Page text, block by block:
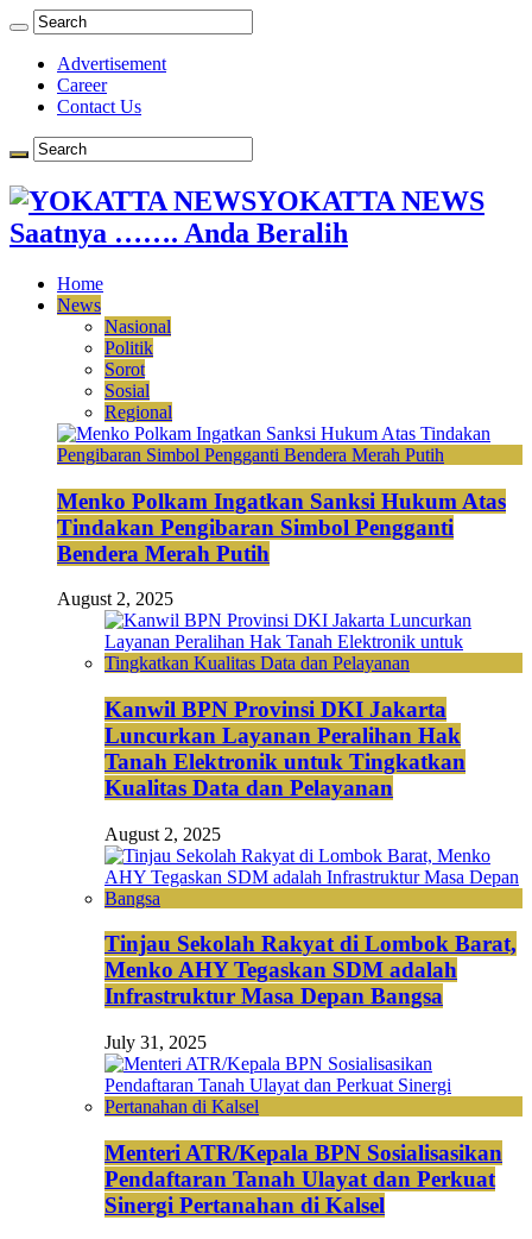
Advertisement
Career
Contact Us
YOKATTA NEWS
Saatnya ……. Anda Beralih
Home
News
Nasional
Politik
Sorot
Sosial
Regional
Menko Polkam Ingatkan Sanksi Hukum Atas
Tindakan Pengibaran Simbol Pengganti
Bendera Merah Putih
August 2, 2025
Kanwil BPN Provinsi DKI Jakarta
Luncurkan Layanan Peralihan Hak
Tanah Elektronik untuk Tingkatkan
Kualitas Data dan Pelayanan
August 2, 2025
Tinjau Sekolah Rakyat di Lombok Barat,
Menko AHY Tegaskan SDM adalah
Infrastruktur Masa Depan Bangsa
July 31, 2025
Menteri ATR/Kepala BPN Sosialisasikan
Pendaftaran Tanah Ulayat dan Perkuat
Sinergi Pertanahan di Kalsel